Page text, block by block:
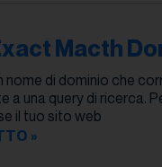
Macth
nome di dominio che
a una query di ricerca.
il tuo sito web
»